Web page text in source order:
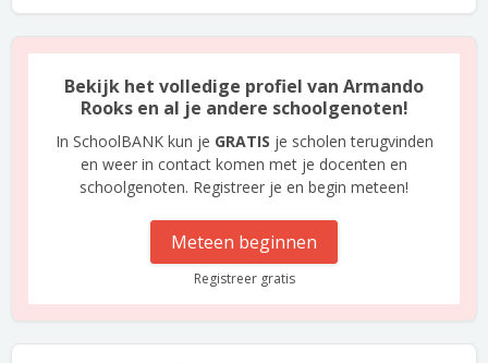
Bekijk het volledige profiel van Armando
Rooks en al je andere schoolgenoten!
In SchoolBANK kun je GRATIS je scholen terugvinden
en weer in contact komen met je docenten en
schoolgenoten. Registreer je en begin meteen!
Meteen beginnen
Registreer gratis